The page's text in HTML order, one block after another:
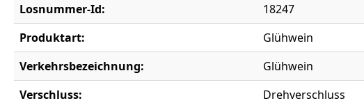
Losnummer-Id:
18247
Produktart:
Glühwein
Verkehrsbezeichnung:
Glühwein
Verschluss:
Drehverschluss